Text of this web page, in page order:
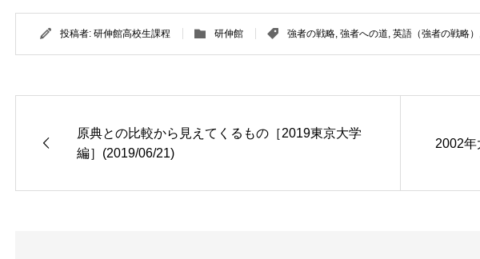
投稿者: 研伸館高校生課程 研伸館 強者の戦略, 強者への道, 英語（強者の戦略）
原典との比較から見えてくるもの［2019東京大学
編］(2019/06/21)
2002